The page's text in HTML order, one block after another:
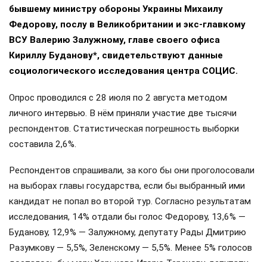
бывшему министру обороны Украины Михаилу
Федорову, послу в Великобритании и экс-главкому
ВСУ Валерию Залужному, главе своего офиса
Кириллу Буданову*, свидетельствуют данные
социологического исследования центра СОЦИС.
Опрос проводился с 28 июля по 2 августа методом
личного интервью. В нём приняли участие две тысячи
респондентов. Статистическая погрешность выборки
составила 2,6%.
Респондентов спрашивали, за кого бы они проголосовали
на выборах главы государства, если бы выбранный ими
кандидат не попал во второй тур. Согласно результатам
исследования, 14% отдали бы голос Федорову, 13,6% —
Буданову, 12,9% — Залужному, депутату Рады Дмитрию
Разумкову — 5,5%, Зеленскому — 5,5%. Менее 5% голосов